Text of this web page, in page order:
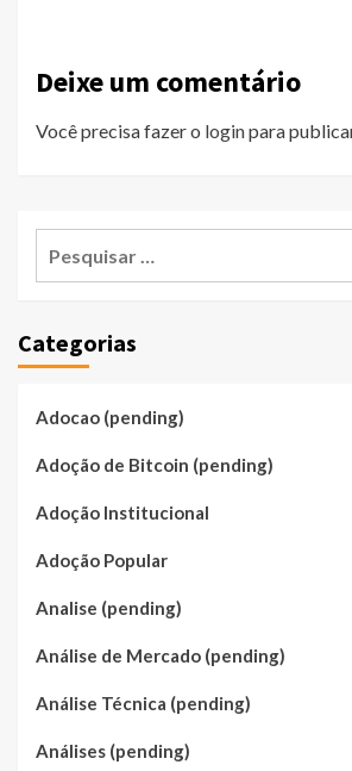
Deixe um comentário
Você precisa fazer o loginpara
Categorias
Adocao (pending)
Adoção de Bitcoin (pending)
Adoção Institucional
Adoção Popular
Analise (pending)
Análise de Mercado (pending)
Análise Técnica (pending)
Análises (pending)